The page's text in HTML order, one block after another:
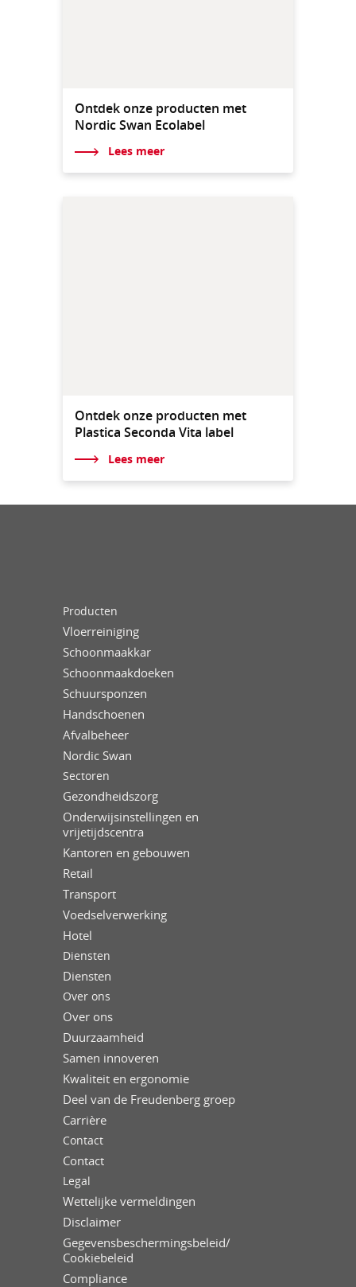
Ontdek onze producten met
Nordic Swan Ecolabel
Lees meer
Ontdek onze producten met
Plastica Seconda Vita label
Lees meer
Producten
Vloerreiniging
Schoonmaakkar
Schoonmaakdoeken
Schuursponzen
Handschoenen
Afvalbeheer
Nordic Swan
Sectoren
Gezondheidszorg
Onderwijsinstellingen en
vrijetijdscentra
Kantoren en gebouwen
Retail
Transport
Voedselverwerking
Hotel
Diensten
Diensten
Over ons
Over ons
Duurzaamheid
Samen innoveren
Kwaliteit en ergonomie
Deel van de Freudenberg groep
Carrière
Contact
Contact
Legal
Wettelijke vermeldingen
Disclaimer
Gegevensbeschermingsbeleid/
Cookiebeleid
Compliance